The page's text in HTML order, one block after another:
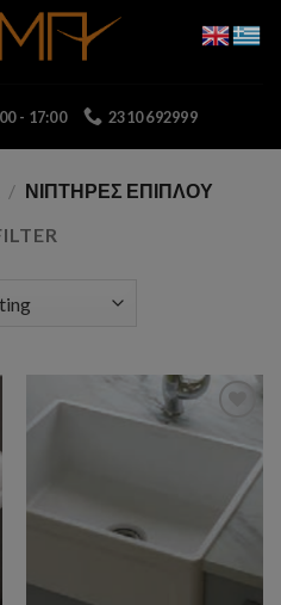
- 17:00 2310 692999
/ ΝΙΠΤΗΡΕΣ ΕΠΙΠΛΟΥ